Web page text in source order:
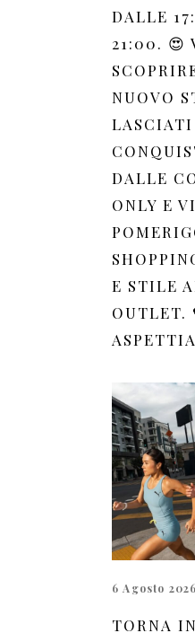
DALLE
21:00. 😍
NUOVO
LASCIATI
DALLE
ONLY E
E STILE
OUTLET.
6 Agosto 2026
TORNA IN